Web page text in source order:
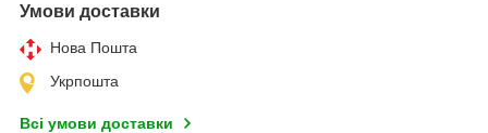
Умови доставки
Нова Пошта
Укрпошта
Всі умови доставки